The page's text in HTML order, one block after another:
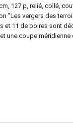
127 p, relié, collé,
"Les vergers des
et 11 de poires sont
une coupe méridienne